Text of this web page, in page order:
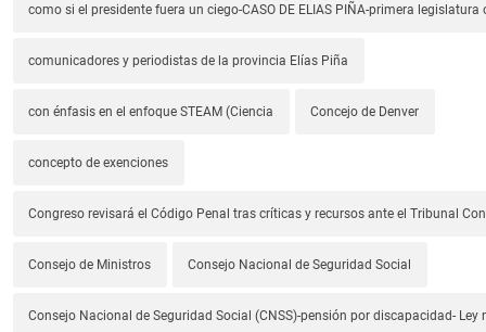
como si el presidente fuera un ciego-CASO DE ELIAS PIÑA-primera legislatura
comunicadores y periodistas de la provincia Elías Piña
con énfasis en el enfoque STEAM (Ciencia Concejo de Denver
concepto de exenciones
Congreso revisará el Código Penal tras críticas y recursos ante el Tribunal
Consejo de Ministros Consejo Nacional de Seguridad Social
Consejo Nacional de Seguridad Social (CNSS)-pensión por discapacidad- Ley